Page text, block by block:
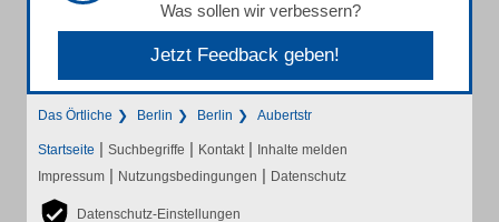
Was sollen wir verbessern?
Jetzt Feedback geben!
Das Örtliche Berlin Berlin Aubertstr
Startseite | Suchbegriffe | Kontakt | Inhalte melden
Impressum | Nutzungsbedingungen | Datenschutz
Datenschutz-Einstellungen